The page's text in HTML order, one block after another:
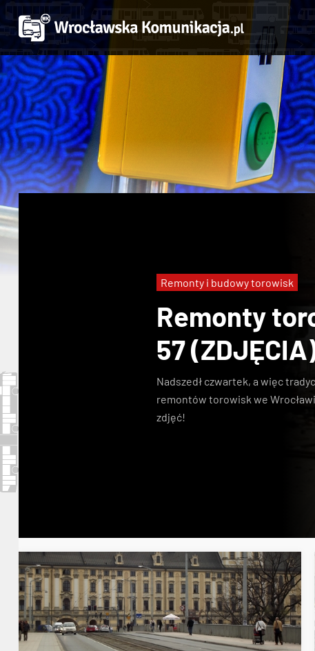
Remonty
57
Nadszedł czwartek, a więc
remontów torowisk we
zdjęć!
Remonty i budowy torowisk